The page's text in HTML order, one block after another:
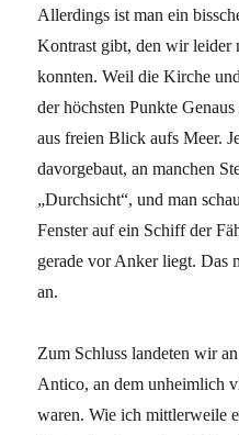
Allerdings ist man ein
Kontrast gibt, den wir leider
konnten. Weil die Kirche
der höchsten Punkte
aus freien Blick aufs Meer.
davorgebaut, an manchen
„Durchsicht“, und man
Fenster auf ein Schiff der
gerade vor Anker liegt. Das
an.
Zum Schluss landeten wir
Antico, an dem unheimlich
waren. Wie ich mittlerweile